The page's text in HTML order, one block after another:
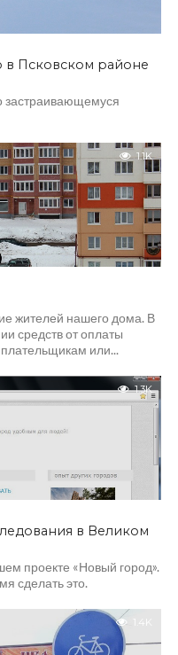
в Псковском районе
застраивающемуся
1.1K
жителей нашего дома. В
средств от оплаты
или...
1.3K
в Великом
проекте «Новый город».
сделать это.
1.4K